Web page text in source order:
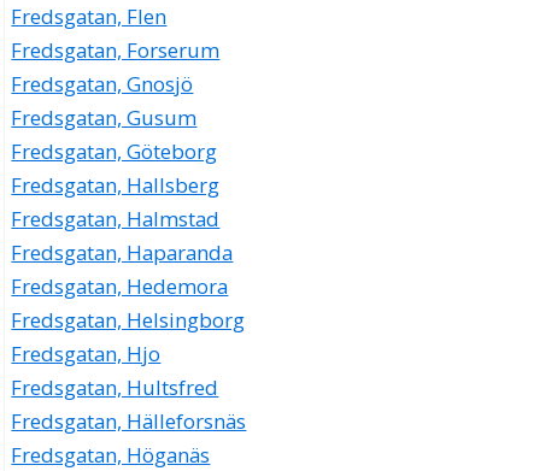
Fredsgatan, Flen
Fredsgatan, Forserum
Fredsgatan, Gnosjö
Fredsgatan, Gusum
Fredsgatan, Göteborg
Fredsgatan, Hallsberg
Fredsgatan, Halmstad
Fredsgatan, Haparanda
Fredsgatan, Hedemora
Fredsgatan, Helsingborg
Fredsgatan, Hjo
Fredsgatan, Hultsfred
Fredsgatan, Hälleforsnäs
Fredsgatan, Höganäs